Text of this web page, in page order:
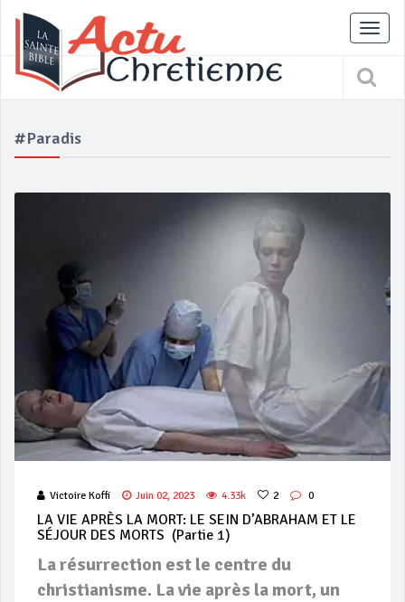
#paradis
Victoire Koffi Juin 02, 2023 4.33k 2 0
LA VIE APRÈS LA MORT: LE SEIN D’ABRAHAM ET LE
SÉJOUR DES MORTS (partie 1)
La résurrection est le centre du
christianisme. La vie après la mort, un